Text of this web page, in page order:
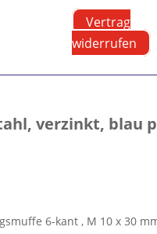
Vertrag
widerrufen
verzinkt, blau
6-kant , M 10 x 30